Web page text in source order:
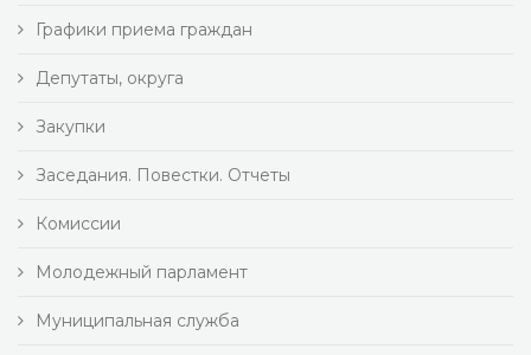
Графики приема граждан
Депутаты, округа
Закупки
Заседания. Повестки. Отчеты
Комиссии
Молодежный парламент
Муниципальная служба